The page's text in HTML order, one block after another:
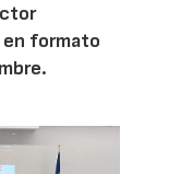
en formato